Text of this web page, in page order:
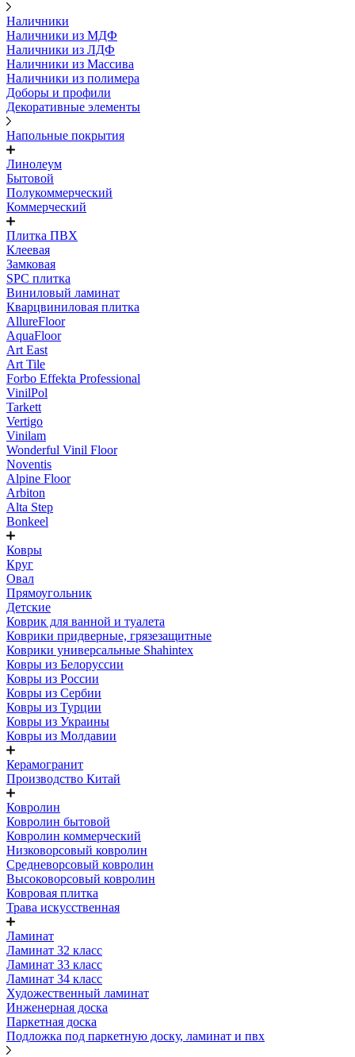
Наличники
Наличники из МДФ
Наличники из ЛДФ
Наличники из Массива
Наличники из полимера
Доборы и профили
Декоративные элементы
Напольные покрытия
Линолеум
Бытовой
Полукоммерческий
Коммерческий
Плитка ПВХ
Клеевая
Замковая
SPC плитка
Виниловый ламинат
Кварцвиниловая плитка
AllureFloor
AquaFloor
Art East
Art Tile
Forbo Effekta Professional
VinilPol
Tarkett
Vertigo
Vinilam
Wonderful Vinil Floor
Noventis
Alpine Floor
Arbiton
Alta Step
Bonkeel
Ковры
Круг
Овал
Прямоугольник
Детские
Коврик для ванной и туалета
Коврики придверные, грязезащитные
Коврики универсальные Shahintex
Ковры из Белоруссии
Ковры из России
Ковры из Сербии
Ковры из Турции
Ковры из Украины
Ковры из Молдавии
Керамогранит
Производство Китай
Ковролин
Ковролин бытовой
Ковролин коммерческий
Низковорсовый ковролин
Средневорсовый ковролин
Высоковорсовый ковролин
Ковровая плитка
Трава искусственная
Ламинат
Ламинат 32 класс
Ламинат 33 класс
Ламинат 34 класс
Художественный ламинат
Инженерная доска
Паркетная доска
Подложка под паркетную доску, ламинат и пвх